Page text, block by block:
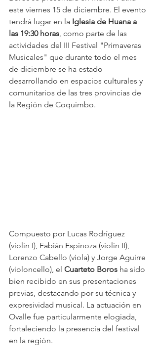
este viernes 15 de diciembre. El evento
tendrá lugar en la Iglesia de Huana a
las 19:30 horas, como parte de las
actividades del III Festival "Primaveras
Musicales" que durante todo el mes
de diciembre se ha estado
desarrollando en espacios culturales y
comunitarios de las tres provincias de
la Región de Coquimbo.
Compuesto por Lucas Rodríguez
(violín I), Fabián Espinoza (violín II),
Lorenzo Cabello (viola) y Jorge Aguirre
(violoncello), el Cuarteto Boros ha sido
bien recibido en sus presentaciones
previas, destacando por su técnica y
expresividad musical. La actuación en
Ovalle fue particularmente elogiada,
fortaleciendo la presencia del festival
en la región.